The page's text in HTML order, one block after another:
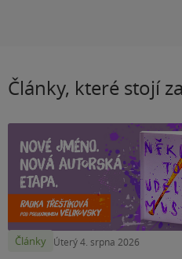
Články, které stojí
Články Úterý 4. srpna 2026